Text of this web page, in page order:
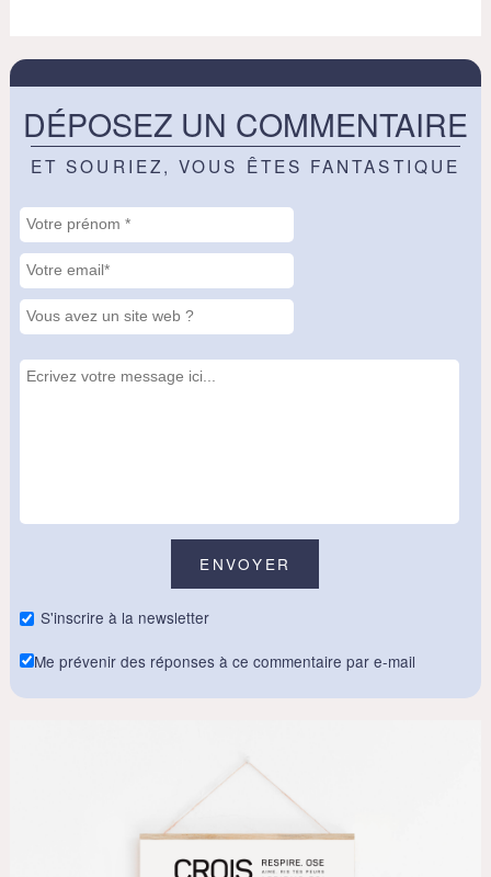
DÉPOSEZ UN COMMENTAIRE
ET SOURIEZ, VOUS ÊTES FANTASTIQUE
S'inscrire à la newsletter
Me prévenir des réponses à ce commentaire par e-mail